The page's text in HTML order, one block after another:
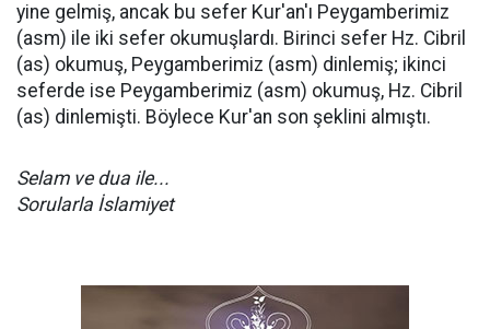
yine gelmiş, ancak bu sefer Kur'an'ı Peygamberimiz
(asm) ile iki sefer okumuşlardı. Birinci sefer Hz. Cibril
(as) okumuş, Peygamberimiz (asm) dinlemiş; ikinci
seferde ise Peygamberimiz (asm) okumuş, Hz. Cibril
(as) dinlemişti. Böylece Kur'an son şeklini almıştı.
Selam ve dua ile...
Sorularla İslamiyet